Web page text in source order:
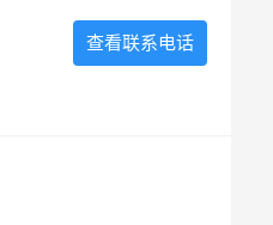
查看联系电话